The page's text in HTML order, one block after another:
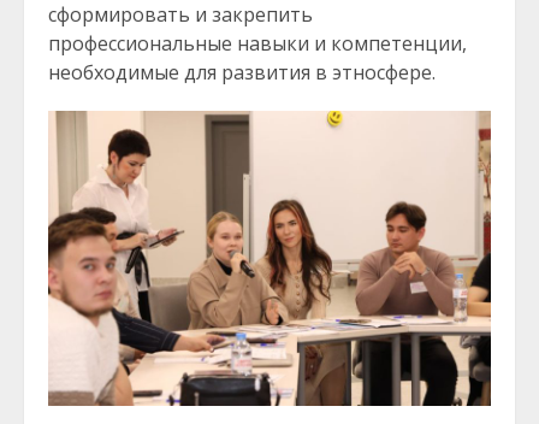
сформировать и закрепить
профессиональные навыки и компетенции,
необходимые для развития в этносфере.